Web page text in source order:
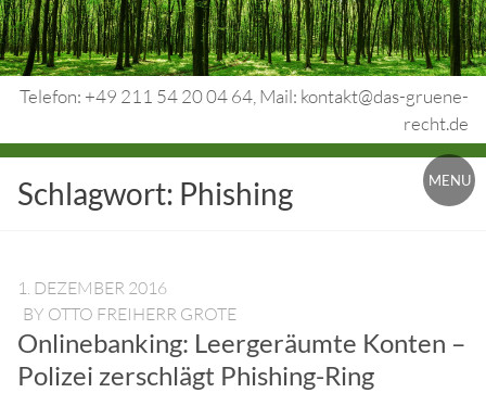
Skip
to
content
Telefon: +49 211 54 20 04 64, Mail: kontakt@das-gruene-
recht.de
Urheberrecht.
Medienrecht.
Rechtsschutz.
MENU
Schlagwort: Phishing
1. DEZEMBER 2016
BY OTTO FREIHERR GROTE
Onlinebanking: Leergeräumte Konten –
Polizei zerschlägt Phishing-Ring